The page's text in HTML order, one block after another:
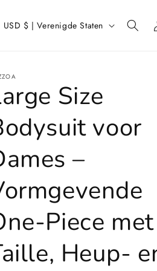
USD $ | Verenigde Staten
Size
voor
–
Piece met
Heup-